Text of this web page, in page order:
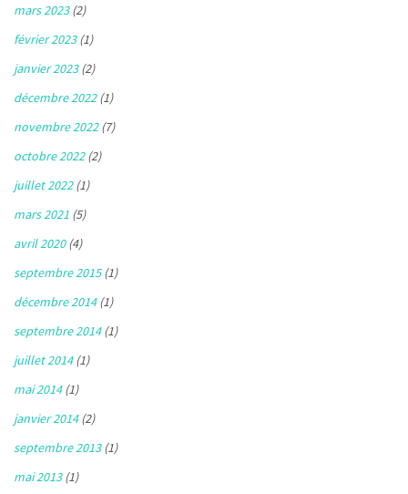
mars 2023(2)
février 2023(1)
janvier 2023(2)
décembre 2022(1)
novembre 2022(7)
octobre 2022(2)
juillet 2022(1)
mars 2021 (5)
avril 2020(4)
septembre 2015(1)
décembre 2014(1)
septembre 2014(1)
juillet 2014(1)
mai 2014(1)
janvier 2014(2)
septembre 2013(1)
mai 2013(1)